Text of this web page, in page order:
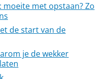
moeite met opstaan? Zo
de start van de
je de wekker